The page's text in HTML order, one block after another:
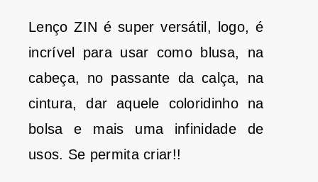
Lenço ZIN é super versátil, logo, é
incrível para usar como blusa, na
cabeça, no passante da calça, na
cintura, dar aquele coloridinho na
bolsa e mais uma infinidade de
usos. Se permita criar!!